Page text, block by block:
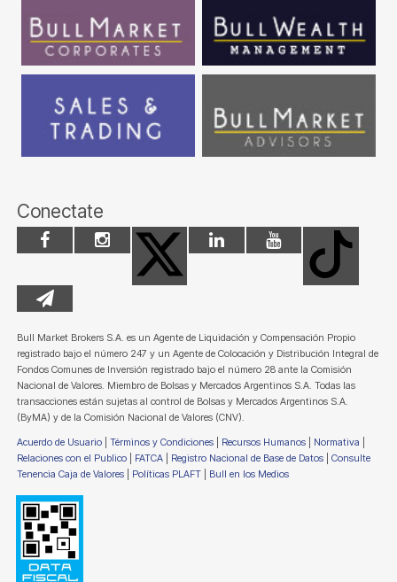
Conectate
Bull Market Brokers S.A. es un Agente de Liquidación y Compensación Propio
registrado bajo el número 247 y un Agente de Colocación y Distribución Integral de
Fondos Comunes de Inversión registrado bajo el número 28 ante la Comisión
Nacional de Valores. Miembro de Bolsas y Mercados Argentinos S.A. Todas las
transacciones están sujetas al control de Bolsas y Mercados Argentinos S.A.
(ByMA) y de la Comisión Nacional de Valores (CNV).
Acuerdo de Usuario |Términos y Condiciones Recursos Humanos Normativa
Relaciones con el Publico
FATCA Registro Nacional de Base de Datos |Consulte
Tenencia Caja de Valores
Políticas PLAFT Bull en los Medios